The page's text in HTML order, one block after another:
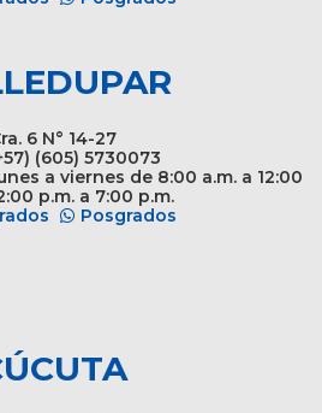
6 N° 14-27
(605) 5730073
a viernes de 8:00 a.m. a 12:00
p.m. a 7:00 p.m.
Posgrados